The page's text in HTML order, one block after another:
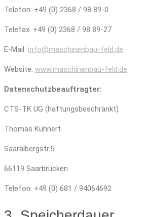
Telefon: +49 (0) 2368 / 98 89-0
Telefax: +49 (0) 2368 / 98 89-27
E-Mail: info@maschinenbau-feld.de
Website: www.maschinenbau-feld.de
Datenschutzbeauftragter:
CTS-TK UG (haftungsbeschränkt)
Thomas Kühnert
Saaralbergstr.5
66119 Saarbrücken
Telefon: +49 (0) 681 / 94064692